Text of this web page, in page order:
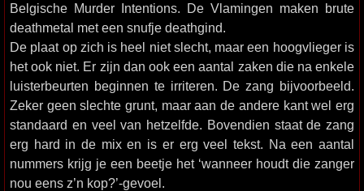
Belgische Murder Intentions. De Vlamingen maken brute
deathmetal met een snufje deathgind.
De plaat op zich is heel niet slecht, maar een hoogvlieger is
het ook niet. Er zijn dan ook een aantal zaken die na enkele
luisterbeurten beginnen te irriteren. De zang bijvoorbeeld.
Zeker geen slechte grunt, maar aan de andere kant wel erg
standaard en veel van hetzelfde. Bovendien staat de zang
erg hard in de mix en is er erg veel tekst. Na een aantal
nummers krijg je een beetje het ‘wanneer houdt die zanger
nou eens z’n kop?’-gevoel.